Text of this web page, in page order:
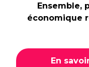
Ensemble,
économique
En